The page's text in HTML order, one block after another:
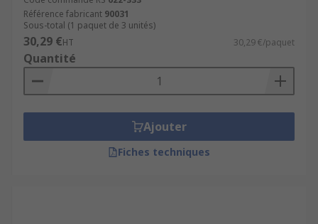
Référence fabricant 90031
Sous-total (1 paquet de 3 unités)
30,29 €HT 30,29 €/paquet
Quantité
Ajouter
Fiches techniques